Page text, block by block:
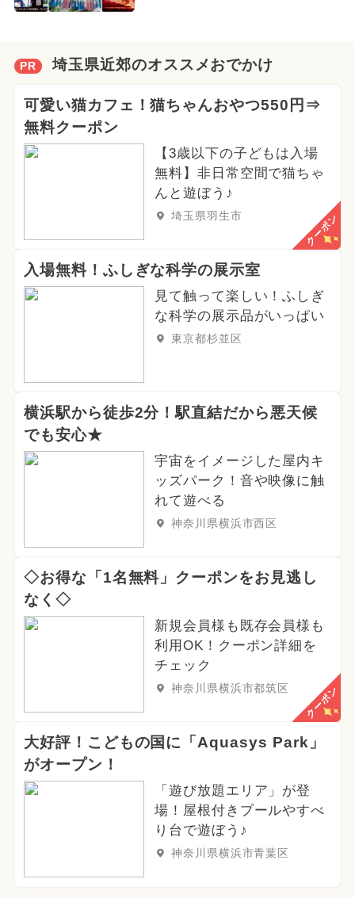
PR 埼玉県近郊のオススメおでかけ
可愛い猫カフェ！猫ちゃんおやつ550円⇒
無料クーポン
【3歳以下の子どもは入場
無料】非日常空間で猫ちゃ
んと遊ぼう♪
埼玉県羽生市 クーポン
入場無料！ふしぎな科学の展示室
見て触って楽しい！ふしぎ
な科学の展示品がいっぱい
東京都杉並区
横浜駅から徒歩2分！駅直結だから悪天候
でも安心★
宇宙をイメージした屋内キ
ッズパーク！音や映像に触
れて遊べる
神奈川県横浜市西区
◇お得な「1名無料」クーポンをお見逃し
なく◇
新規会員様も既存会員様も
利用OK！クーポン詳細を
チェック
神奈川県横浜市都筑区 クーポン
大好評！こどもの国に「Aquasys Park」
がオープン！
「遊び放題エリア」が登
場！屋根付きプールやすべ
り台で遊ぼう♪
神奈川県横浜市青葉区